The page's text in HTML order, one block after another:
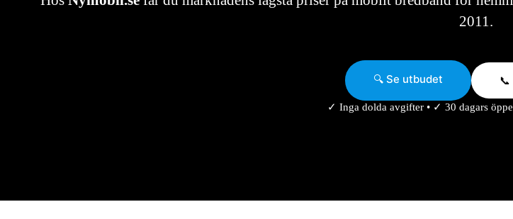
2011.
🔍 Se utbudet
✓ Inga dolda avgifter • ✓ 30 dagars